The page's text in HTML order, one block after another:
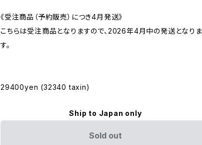
《受注商品（予約販売）につき4月発送》
こちらは受注商品となりますので、2026年4月中の発送となりま
す。
29400yen (32340 taxin)
Ship to Japan only
Sold out